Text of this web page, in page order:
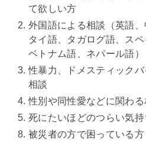
て欲しい方
外国語による相談（英語、
タイ語、タガログ語、ス
ベトナム語、ネパール語）
性暴力、ドメスティック
相談
性別や同性愛などに関わる
死にたいほどのつらい気
被災者の方で困っている方